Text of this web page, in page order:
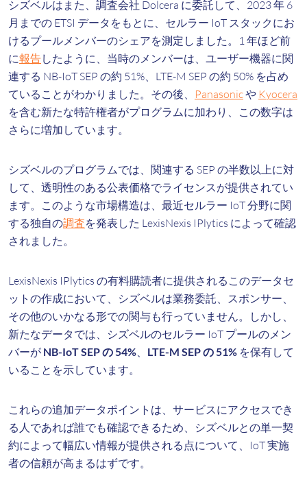
シズベルはまた、調査会社 Dolcera に委託して、2023 年 6
月までの ETSI データをもとに、セルラー IoT スタックにお
けるプールメンバーのシェアを測定しました。1 年ほど前
に報告したように、当時のメンバーは、ユーザー機器に関
連する NB-IoT SEP の約 51%、LTE-M SEP の約 50% を占め
ていることがわかりました。その後、 Panasonicや Kyocera
を含む新たな特許権者がプログラムに加わり、この数字は
さらに増加しています。
シズベルのプログラムでは、関連する SEP の半数以上に対
して、透明性のある公表価格でライセンスが提供されてい
ます。このような市場構造は、最近セルラー IoT 分野に関
する独自の調査を発表した LexisNexis IPlytics によって確認
されました。
LexisNexis IPlytics の有料購読者に提供されるこのデータセ
ットの作成において、シズベルは業務委託、スポンサー、
その他のいかなる形での関与も行っていません。しかし、
新たなデータでは、シズベルのセルラー IoT プールのメン
バーが NB-IoT SEP の 54%、 LTE-M SEPの 51% を保有して
いることを示しています。
これらの追加データポイントは、サービスにアクセスでき
る人であれば誰でも確認できるため、シズベルとの単一契
約によって幅広い情報が提供される点について、IoT 実施
者の信頼が高まるはずです。